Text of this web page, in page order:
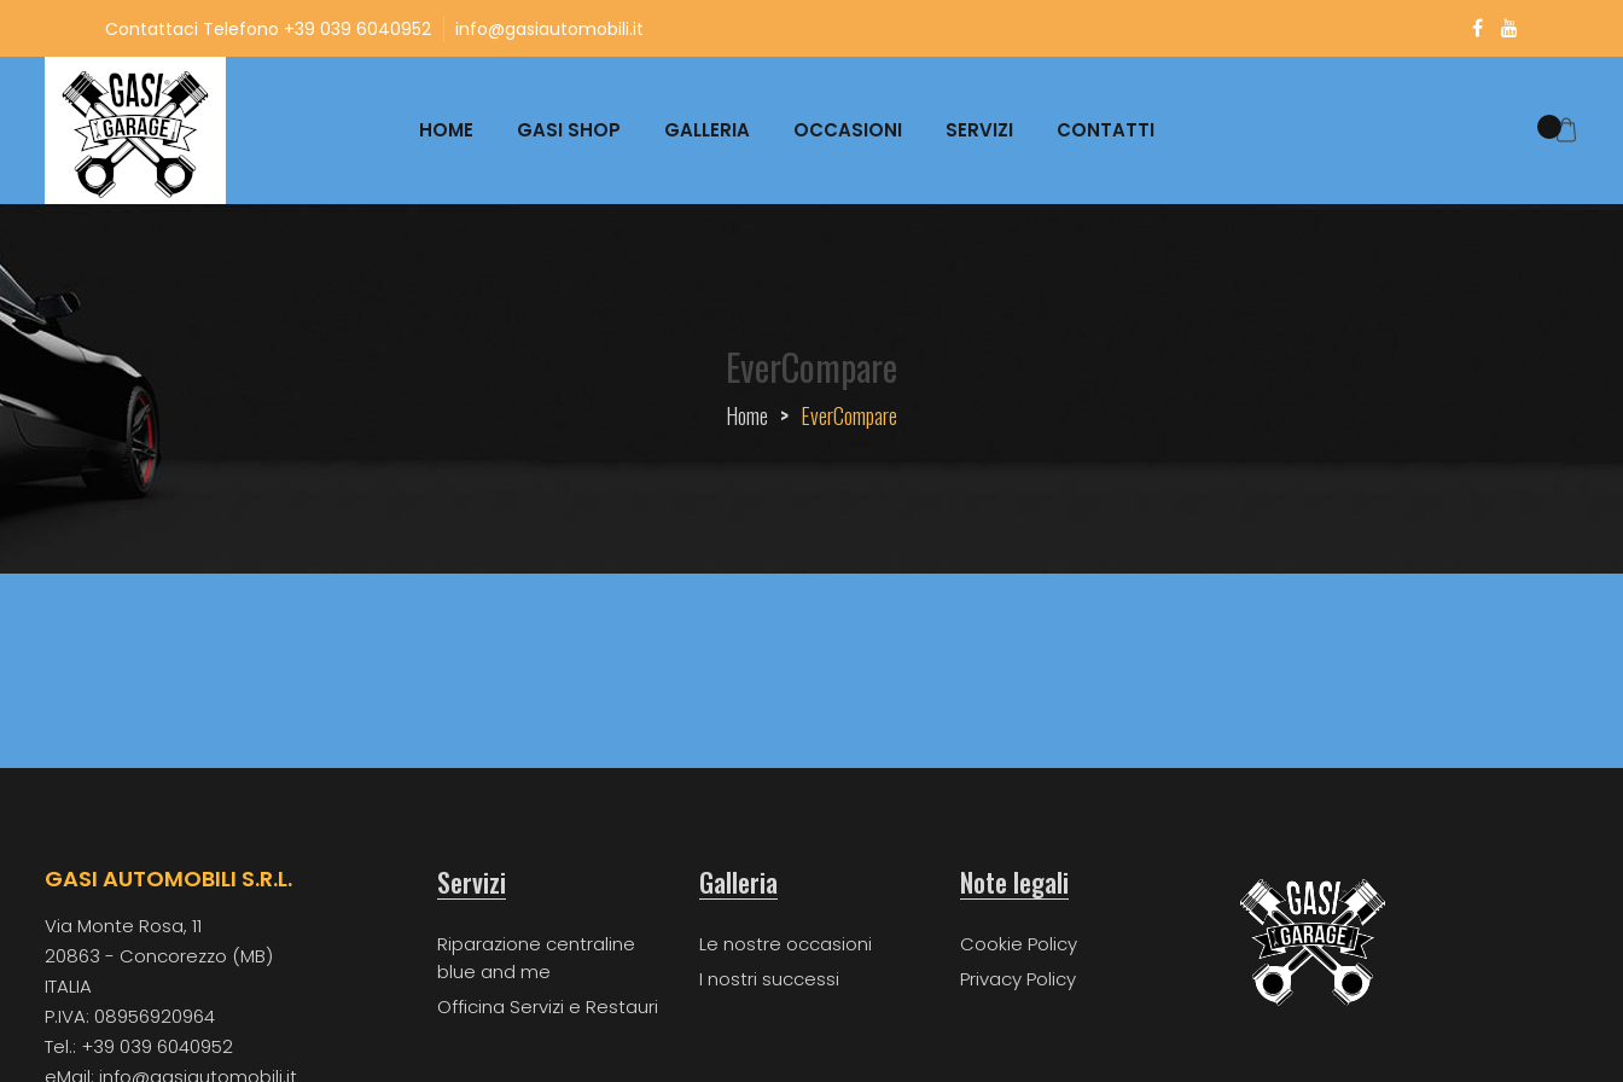
Contattaci Telefono +39 039 6040952 info@gasiautomobili.it
HOME GASI SHOP GALLERIA OCCASIONI SERVIZI CONTATTI
EverCompare
Home > EverCompare
GASI AUTOMOBILI S.R.L.
Via Monte Rosa, 11
20863 - Concorezzo (MB)
ITALIA
P.IVA: 08956920964
Tel.: +39 039 6040952
eMail: info@gasiautomobili.it
Servizi
Riparazione centraline
blue and me
Officina Servizi e Restauri
Galleria
Le nostre occasioni
I nostri successi
Note legali
Cookie Policy
Privacy Policy